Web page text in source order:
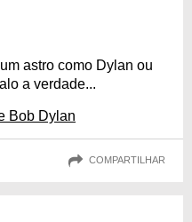
astro como Dylan ou
a verdade...
Bob Dylan
COMPARTILHAR